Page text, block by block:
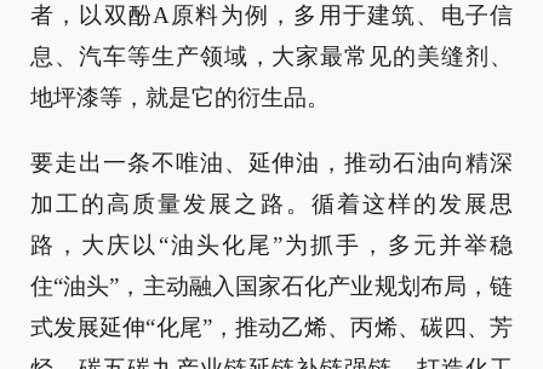
者，以双酚A原料为例，多用于建筑、电子信
息、汽车等生产领域，大家最常见的美缝剂、
地坪漆等，就是它的衍生品。
要走出一条不唯油、延伸油，推动石油向精深
加工的高质量发展之路。循着这样的发展思
路，大庆以“油头化尾”为抓手，多元并举稳
住“油头”，主动融入国家石化产业规划布局，链
式发展延伸“化尾”，推动乙烯、丙烯、碳四、芳